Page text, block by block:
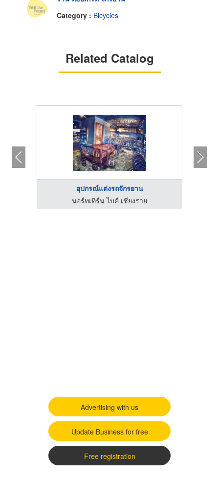
Category : Bicycles
Related Catalog
อุปกรณ์แต่งรถจักรยาน
นอร์ทเทิร์น ไบค์ เชียงราย
Advertising with us
Update Business for free
Free registration